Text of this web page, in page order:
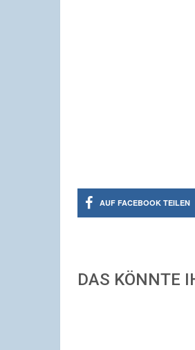
AUF FACEBOOK TEILEN
DAS KÖNNTE